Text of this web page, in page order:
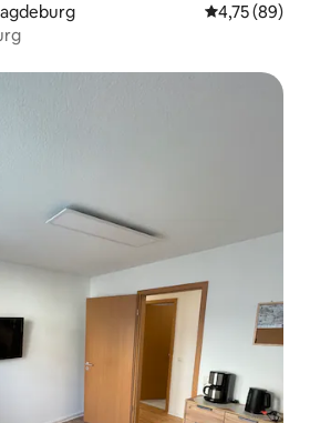
4,75 ud af 5 i
4,75 (89)